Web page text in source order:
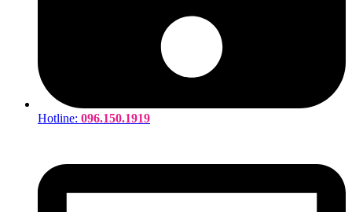
Hotline: 096.150.1919